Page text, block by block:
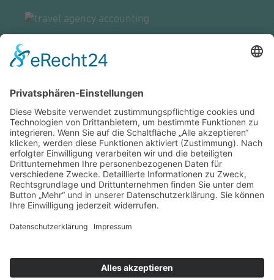
ZENTRALE GROSSWALLSTADT
Lützeltaler Straße 5c
63868 Großwallstadt
Telefon: 06022 / 200 - 4
Fax: ---
info@taa.de
ZUR ÜBERSICHT UNSERER STANDORTE